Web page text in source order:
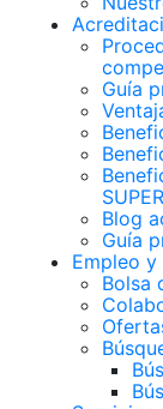
Guía
Blog
Guía
Empleo
Bolsa